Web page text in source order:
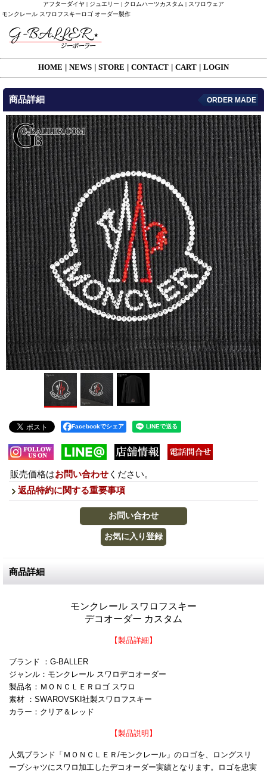
アフターダイヤ | ジュエリー | クロムハーツカスタム | スワロウェア
モンクレール スワロフスキーロゴ オーダー製作
HOME NEWS STORE CONTACT CART LOGIN
商品詳細 ORDER MADE
Facebookでシェア
販売価格はお問い合わせ ください。
返品特約に関する重要事項
商品詳細
モンクレール スワロフスキー
デコオーダー カスタム
【製品詳細】
ブランド ：G-BALLER
ジャンル：モンクレール スワロデコオーダー
製品名：ＭＯＮＣＬＥＲロゴ スワロ
素材 ：SWAROVSKI社製スワロフスキー
カラー：クリア＆レッド
【製品説明】
人気ブランド「ＭＯＮＣＬＥＲ/モンクレール」のロゴを、ロングスリ
ーブシャツにスワロ加工したデコオーダー実績となります。ロゴを忠実